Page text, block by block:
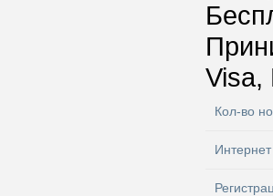
Visa,
Кол-во
Интернет